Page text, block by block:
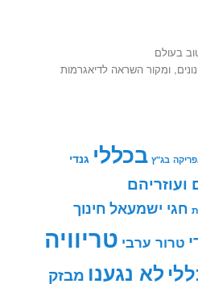
בעולם
ומקור השראה לדיאגרמות
בג"ץ בכללי גנדי
חגי ישמעאל חינוך
טרור ערבי טריוויה
לא נגענו מבזק